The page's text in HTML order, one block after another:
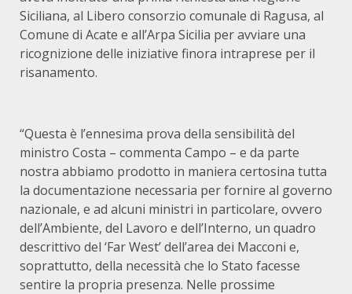
Siciliana, al Libero consorzio comunale di Ragusa, al
Comune di Acate e all’Arpa Sicilia per avviare una
ricognizione delle iniziative finora intraprese per il
risanamento.
“Questa è l’ennesima prova della sensibilità del
ministro Costa – commenta Campo – e da parte
nostra abbiamo prodotto in maniera certosina tutta
la documentazione necessaria per fornire al governo
nazionale, e ad alcuni ministri in particolare, ovvero
dell’Ambiente, del Lavoro e dell’Interno, un quadro
descrittivo del ‘Far West’ dell’area dei Macconi e,
soprattutto, della necessità che lo Stato facesse
sentire la propria presenza. Nelle prossime